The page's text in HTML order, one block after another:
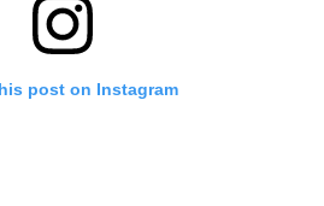
post on Instagram